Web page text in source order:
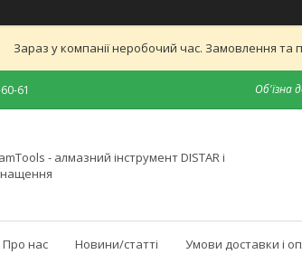
Зараз у компанії неробочий час. Замовлення та
61 Об'їзна
- алмазний інструмент DISTAR і
Про нас Новини/статті Умови доставки і